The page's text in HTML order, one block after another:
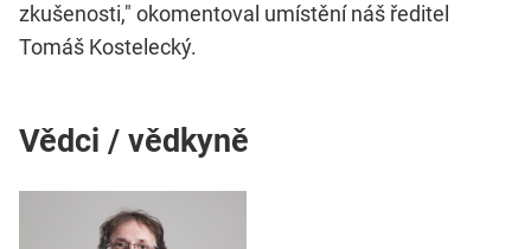
zkušenosti," okomentoval umístění náš ředitel
Tomáš Kostelecký.
Vědci / vědkyně